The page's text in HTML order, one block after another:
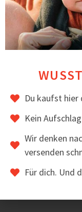
Softshell
Du kaufst hier
Kein
Wir denken
versenden
Für dich. Und